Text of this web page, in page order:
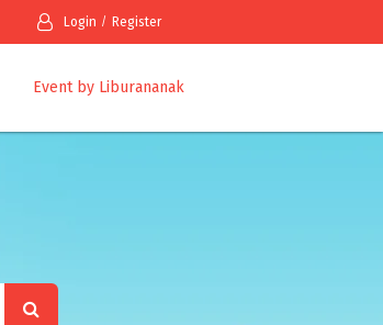
Login Register
Event by Liburananak